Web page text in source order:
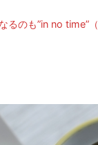
るのも”in no time”